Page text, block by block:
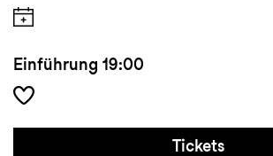
Einführung 19:00
Tickets